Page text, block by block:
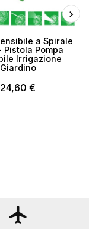
a Spirale
Pistola Pompa
Irrigazione
Giardino
24,60 €
flight